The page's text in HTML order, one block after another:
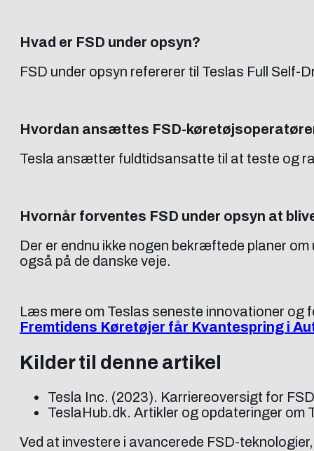
Hvad er FSD under opsyn?
FSD under opsyn refererer til Teslas Full
Hvordan ansættes FSD-
Tesla ansætter fuldtidsansatte til at teste og
Hvornår forventes FSD under opsyn at
Der er endnu ikke nogen bekræftede planer
også på de danske veje.
Læs mere om Teslas seneste innovationer og
Fremtidens Køretøjer får Kvantespring i
Kilder til denne artikel
Tesla Inc. (2023). Karriereoversigt for
TeslaHub.dk. Artikler og opdateringer om
Ved at investere i avancerede FSD-